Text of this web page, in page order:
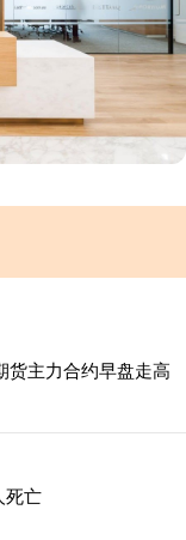
货主力合约早盘走高
死亡